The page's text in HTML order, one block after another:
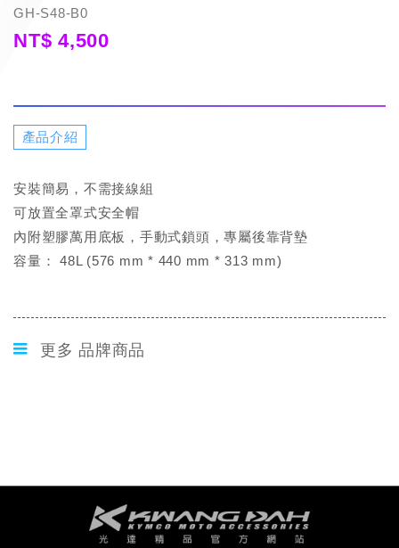
GH-S48-B0
NT$ 4,500
產品介紹
安裝簡易，不需接線組
可放置全罩式安全帽
內附塑膠萬用底板，手動式鎖頭，專屬後靠背墊
容量： 48L (576 mm * 440 mm * 313 mm)
更多 品牌商品